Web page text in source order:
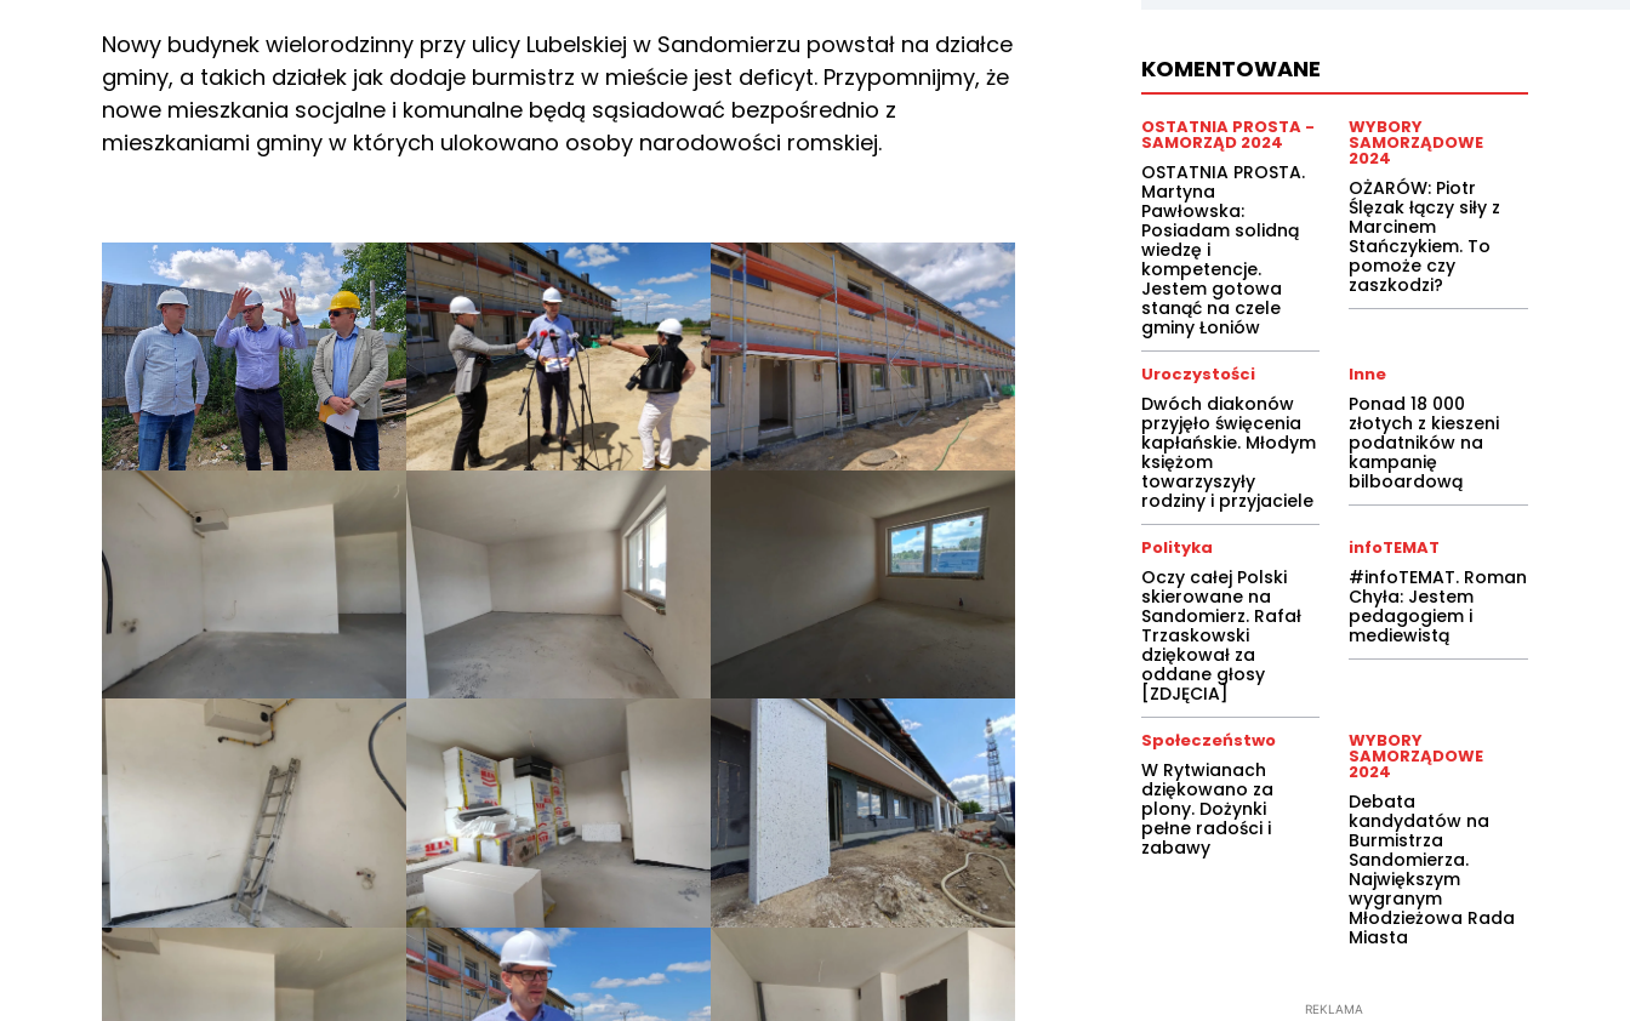
Nowy budynek wielorodzinny przy ulicy Lubelskiej w Sandomierzu powstał na działce
gminy, a takich działek jak dodaje burmistrz w mieście jest deficyt. Przypomnijmy, że
nowe mieszkania socjalne i komunalne będą sąsiadować bezpośrednio z
mieszkaniami gminy w których ulokowano osoby narodowości romskiej.
KOMENTOWANE
OSTATNIA PROSTA -
SAMORZĄD 2024
OSTATNIA PROSTA.
Martyna
Pawłowska:
Posiadam solidną
wiedzę i
kompetencje.
Jestem gotowa
stanąć na czele
gminy Łoniów
WYBORY
SAMORZĄDOWE
2024
OŻARÓW: Piotr
Ślęzak łączy siły z
Marcinem
Stańczykiem. To
pomoże czy
zaszkodzi?
Uroczystości
Dwóch diakonów
przyjęło święcenia
kapłańskie. Młodym
księżom
towarzyszyły
rodziny i przyjaciele
Inne
Ponad 18 000
złotych z kieszeni
podatników na
kampanię
bilboardową
Polityka
Oczy całej Polski
skierowane na
Sandomierz. Rafał
Trzaskowski
dziękował za
oddane głosy
[ZDJĘCIA]
infoTEMAT
#infoTEMAT. Roman
Chyła: Jestem
pedagogiem i
mediewistą
Społeczeństwo
W Rytwianach
dziękowano za
plony. Dożynki
pełne radości i
zabawy
WYBORY
SAMORZĄDOWE
2024
Debata
kandydatów na
Burmistrza
Sandomierza.
Największym
wygranym
Młodzieżowa Rada
Miasta
REKLAMA